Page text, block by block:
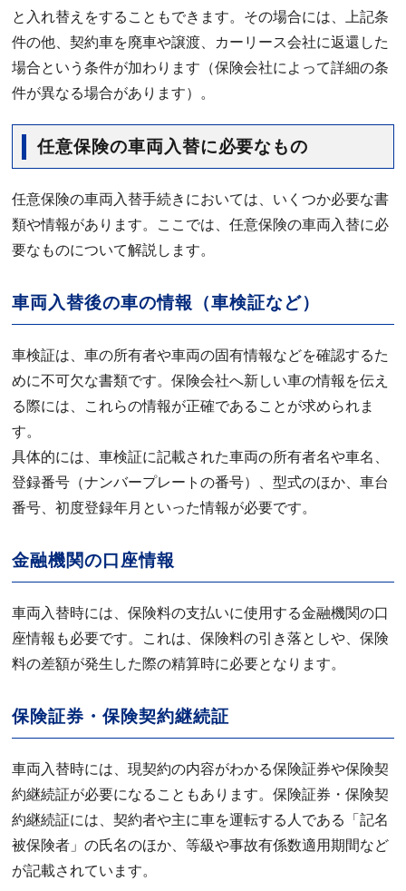
と入れ替えをすることもできます。その場合には、上記条
件の他、契約車を廃車や譲渡、カーリース会社に返還した
場合という条件が加わります（保険会社によって詳細の条
件が異なる場合があります）。
任意保険の車両入替に必要なもの
任意保険の車両入替手続きにおいては、いくつか必要な書
類や情報があります。ここでは、任意保険の車両入替に必
要なものについて解説します。
車両入替後の車の情報（車検証など）
車検証は、車の所有者や車両の固有情報などを確認するた
めに不可欠な書類です。保険会社へ新しい車の情報を伝え
る際には、これらの情報が正確であることが求められま
す。
具体的には、車検証に記載された車両の所有者名や車名、
登録番号（ナンバープレートの番号）、型式のほか、車台
番号、初度登録年月といった情報が必要です。
金融機関の口座情報
車両入替時には、保険料の支払いに使用する金融機関の口
座情報も必要です。これは、保険料の引き落としや、保険
料の差額が発生した際の精算時に必要となります。
保険証券・保険契約継続証
車両入替時には、現契約の内容がわかる保険証券や保険契
約継続証が必要になることもあります。保険証券・保険契
約継続証には、契約者や主に車を運転する人である「記名
被保険者」の氏名のほか、等級や事故有係数適用期間など
が記載されています。